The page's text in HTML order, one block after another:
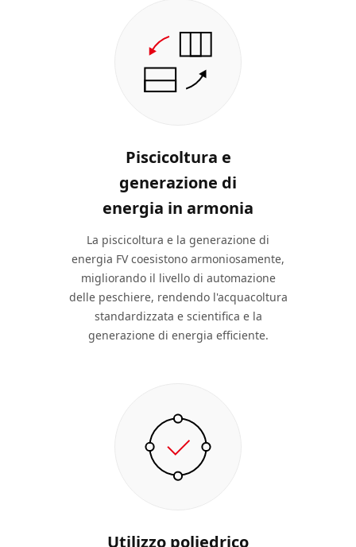
Piscicoltura e
generazione di
energia in armonia
La piscicoltura e la generazione di
energia FV coesistono armoniosamente,
migliorando il livello di automazione
delle peschiere, rendendo l'acquacoltura
standardizzata e scientifica e la
generazione di energia efficiente.
Utilizzo poliedrico